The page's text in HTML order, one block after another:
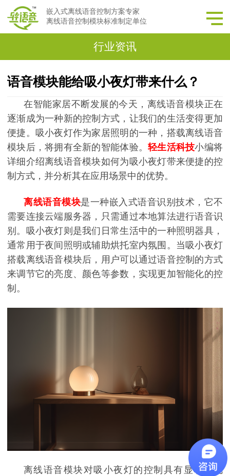
嵌入式离线语音控制方案专家
离线语音控制模块标准制定单位
行业资讯
语音模块能给吸小夜灯带来什么？
在智能家居不断发展的今天，离线语音模块正在
逐渐成为一种新的控制方式，让我们的生活变得更加
便捷。吸小夜灯作为家居照明的一种，搭载离线语音
模块后，将拥有全新的智能体验。轻生活科技小编将
详细介绍离线语音模块如何为吸小夜灯带来便捷的控
制方式，并分析其在应用场景中的优势。
离线语音模块是一种嵌入式语音识别技术，它不
需要连接云端服务器，只需通过本地算法进行语音识
别。吸小夜灯则是我们日常生活中的一种照明器具，
通常用于夜间照明或辅助烘托室内氛围。当吸小夜灯
搭载离线语音模块后，用户可以通过语音控制的方式
来调节它的亮度、颜色等参数，实现更加智能化的控
制。
离线语音模块对吸小夜灯的控制具有显著的优